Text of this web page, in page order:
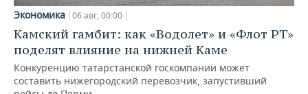
Экономика 06 авг, 00:00
Камский гамбит: как «Водолет» и «Флот РТ»
поделят влияние на нижней Каме
Конкуренцию татарстанской госкомпании может
составить нижегородский перевозчик, запустивший